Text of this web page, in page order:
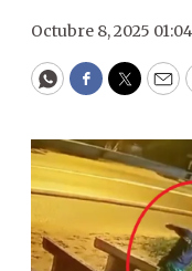
Octubre 8, 2025
WhatsApp
Facebook